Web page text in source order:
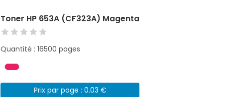
Toner HP 653A (CF323A) Magenta
Quantité : 16500 pages
Prix par page : 0.03 €